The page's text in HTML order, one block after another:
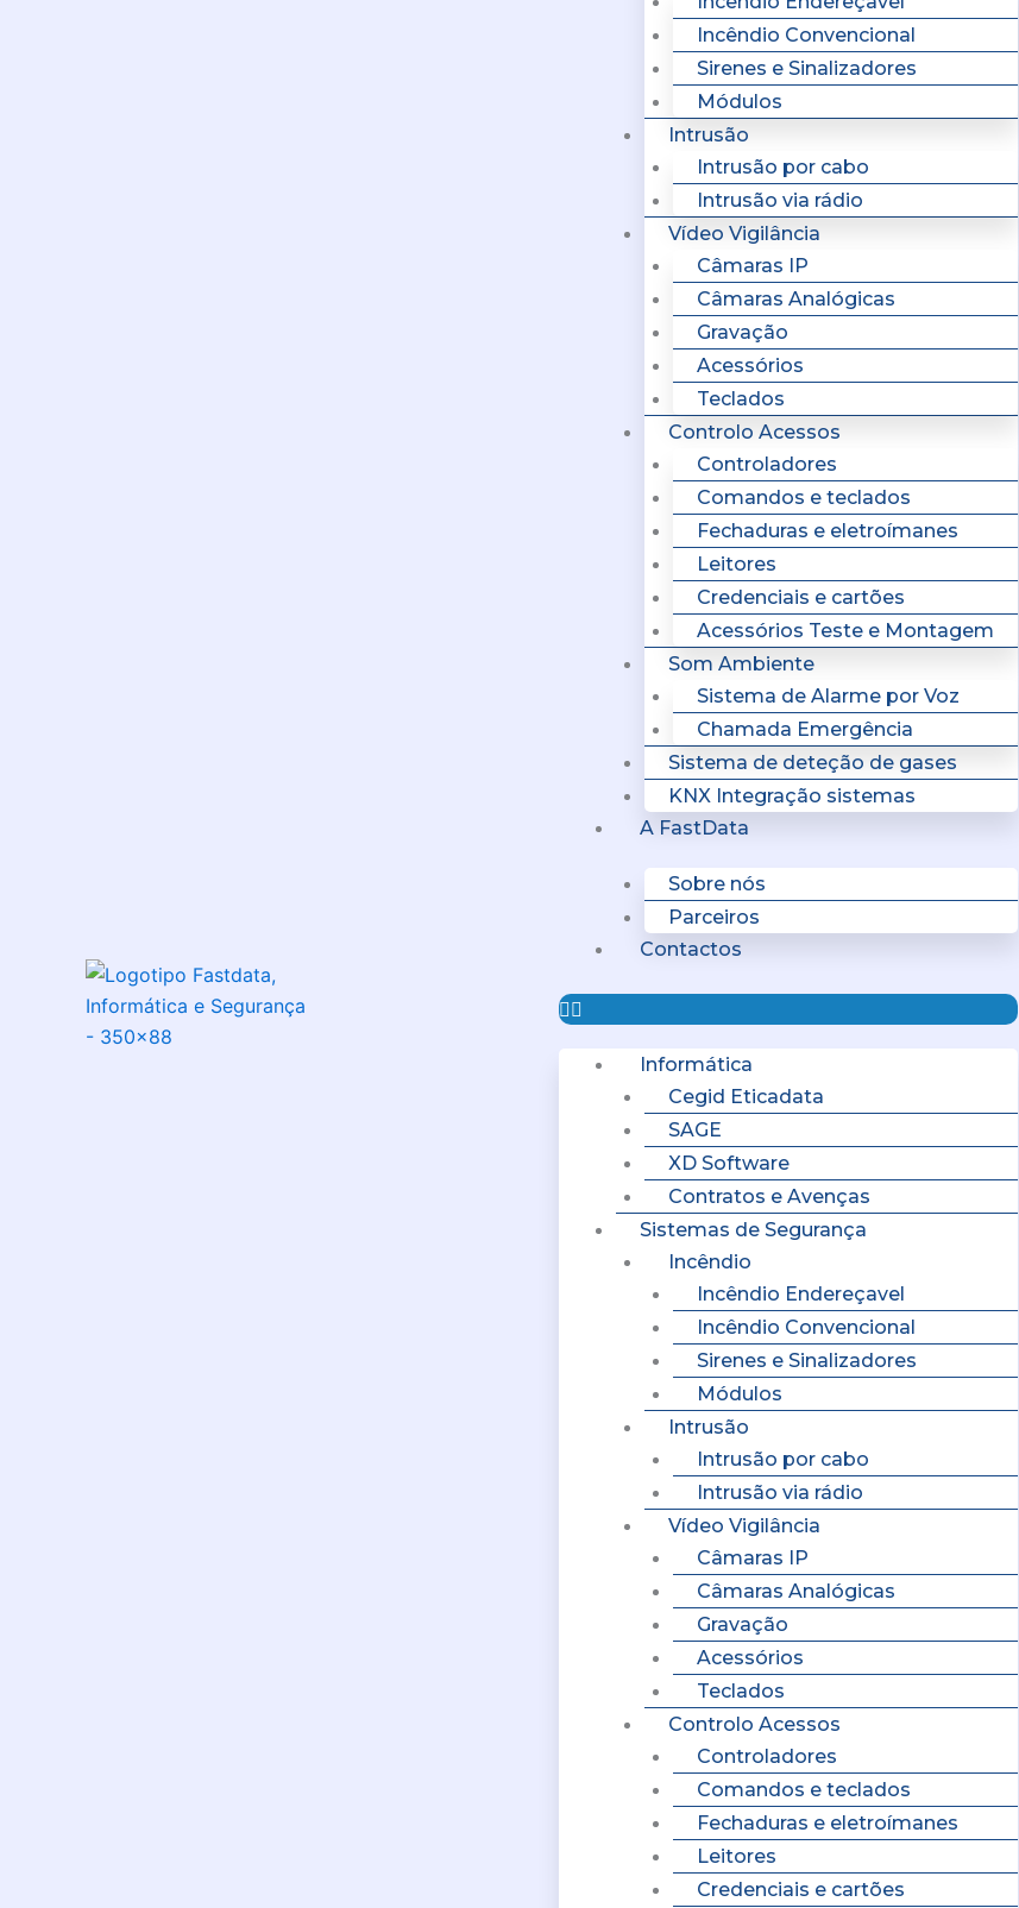
Incêndio Convencional
Sirenes e Sinalizadores
Módulos
Intrusão
Intrusão por cabo
Intrusão via rádio
Vídeo Vigilância
Câmaras IP
Câmaras Analógicas
Gravação
Acessórios
Teclados
Controlo Acessos
Controladores
Comandos e teclados
Fechaduras e eletroímanes
Leitores
Credenciais e cartões
Acessórios Teste e Montagem
Som Ambiente
Sistema de Alarme por Voz
Chamada Emergência
Sistema de deteção de gases
KNX Integração sistemas
A FastData
Sobre nós
Parceiros
Contactos
Informática
Cegid Eticadata
SAGE
XD Software
Contratos e Avenças
Sistemas de Segurança
Incêndio
Incêndio Endereçavel
Incêndio Convencional
Sirenes e Sinalizadores
Módulos
Intrusão
Intrusão por cabo
Intrusão via rádio
Vídeo Vigilância
Câmaras IP
Câmaras Analógicas
Gravação
Acessórios
Teclados
Controlo Acessos
Controladores
Comandos e teclados
Fechaduras e eletroímanes
Leitores
Credenciais e cartões